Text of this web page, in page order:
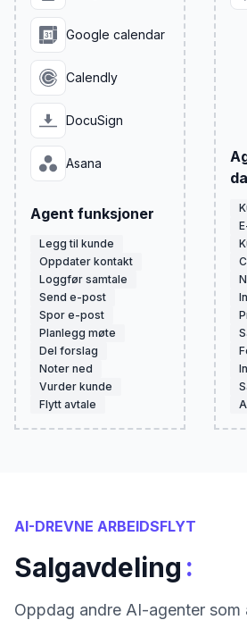
Google calendar
Calendly
DocuSign
Asana
Agent funksjoner
Legg til kunde
Oppdater kontakt
Loggfør samtale
Send e-post
Spor e-post
Planlegg møte
Del forslag
Noter ned
Vurder kunde
Flytt avtale
AI-DREVNE ARBEIDSFLYT
Salgavdeling :
Oppdag andre AI-agenter som